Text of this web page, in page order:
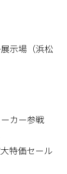
示場（浜松
カー参戦
特価セール